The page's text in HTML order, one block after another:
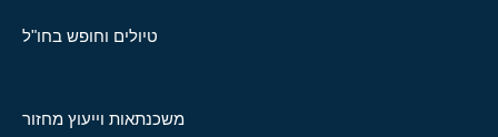
טיולים וחופש בחו"ל
משכנתאות וייעוץ מחזור